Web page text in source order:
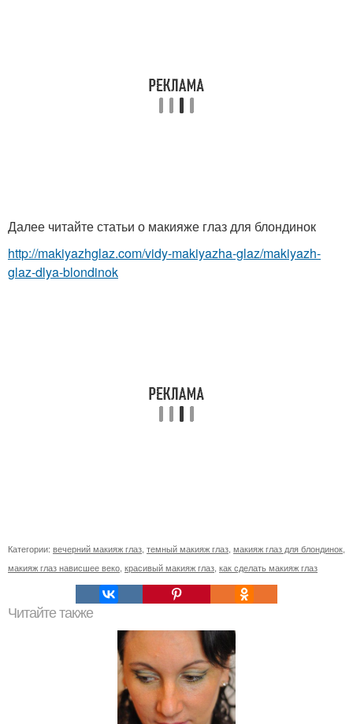
Далее читайте статьи о макияже глаз для блондинок
http://makiyazhglaz.com/vidy-makiyazha-glaz/makiyazh-
glaz-dlya-blondinok
Категории: вечерний макияж глаз темный макияж глаз макияж глаз для блондинок
макияж глаз нависшее веко красивый макияж глаз как сделать макияж глаз
Читайте также